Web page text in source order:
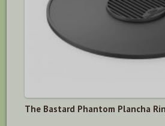
The Bastard Phantom Plancha